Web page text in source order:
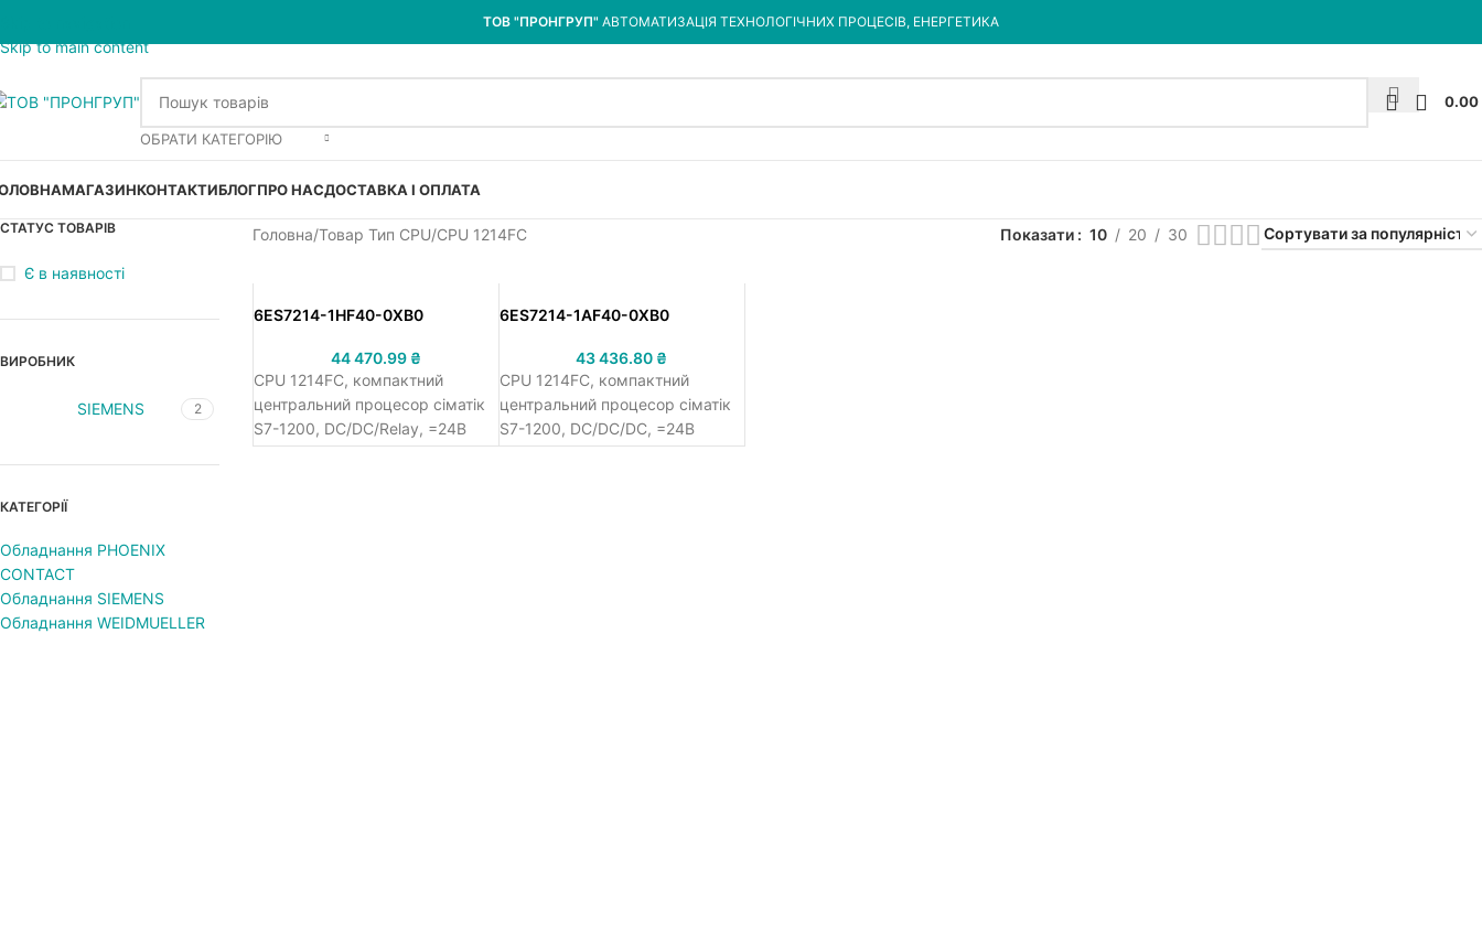
Skip to main content
ТОВ "ПРОНГРУП" АВТОМАТИЗАЦІЯ ТЕХНОЛОГІЧНИХ ПРОЦЕСІВ, ЕНЕРГЕТИКА
ОБРАТИ КАТЕГОРІЮ
0.00
МАГАЗИНКОНТАКТИБЛОГПРО НАСДОСТАВКА І ОПЛАТА
СТАТУС ТОВАРІВ
Є в наявності
ВИРОБНИК
SIEMENS 2
КАТЕГОРІЇ
Обладнання PHOENIX
CONTACT
Обладнання SIEMENS
Обладнання WEIDMUELLER
Головна Товар Тип CPU CPU 1214FC Показати 10 20 30
6ES7214-1HF40-0XB0
44 470.99 ₴
CPU 1214FC, компактний
центральний процесор сіматік
S7-1200, DC/DC/Relay, =24В
напруга живлення, 14 DI =24В,
6ES7214-1AF40-0XB0
43 436.80 ₴
CPU 1214FC, компактний
центральний процесор сіматік
S7-1200, DC/DC/DC, =24В
напруга живлення, 14 DI =24В,